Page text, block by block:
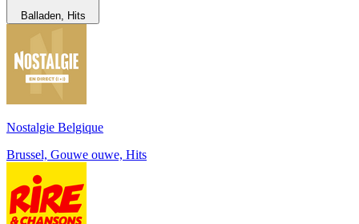
Balladen, Hits
Nostalgie Belgique
Brussel, Gouwe ouwe, Hits